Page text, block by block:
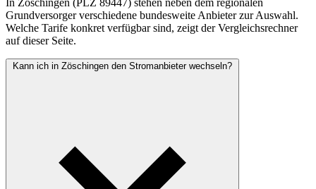
In Zöschingen (PLZ 89447) stehen neben dem regionalen
Grundversorger verschiedene bundesweite Anbieter zur Auswahl.
Welche Tarife konkret verfügbar sind, zeigt der Vergleichsrechner
auf dieser Seite.
Kann ich in Zöschingen den Stromanbieter wechseln?